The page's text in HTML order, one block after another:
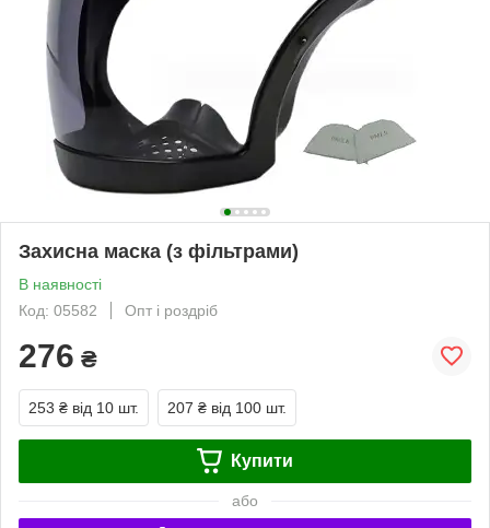
Захисна маска (з фільтрами)
В наявності
Код: 05582
Опт і роздріб
276 ₴
253 ₴ від 10 шт. 207 ₴ від 100 шт.
Купити
або